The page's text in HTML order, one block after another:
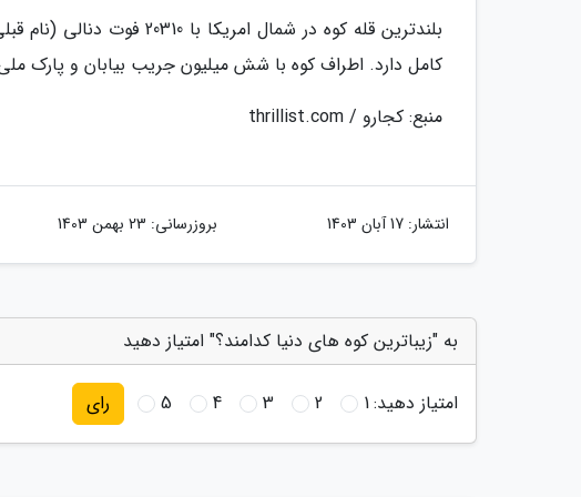
بلندترین قله کوه در شمال
کامل دارد. اطراف کوه با شش میلیون جریب بیابان و پارک
منبع: کجارو / thrillist.com
انتشار: 17 آبان 1403 بروزرسانی: 23 بهمن 1403
به "زیباترین کوه های دنیا کدامند؟" امتیاز دهید
امتیاز دهید:1
2
3
4
5 رای